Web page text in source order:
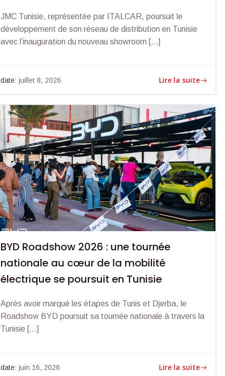
JMC Tunisie, représentée par ITALCAR, poursuit le
développement de son réseau de distribution en Tunisie
avec l’inauguration du nouveau showroom […]
date:juillet 8, 2026 Lire la suite
BYD Roadshow 2026 : une tournée
nationale au cœur de la mobilité
électrique se poursuit en Tunisie
Après avoir marqué les étapes de Tunis et Djerba, le
Roadshow BYD poursuit sa tournée nationale à travers la
Tunisie […]
date:juin 16, 2026 Lire la suite